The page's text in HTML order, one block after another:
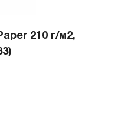
210 г/м2,